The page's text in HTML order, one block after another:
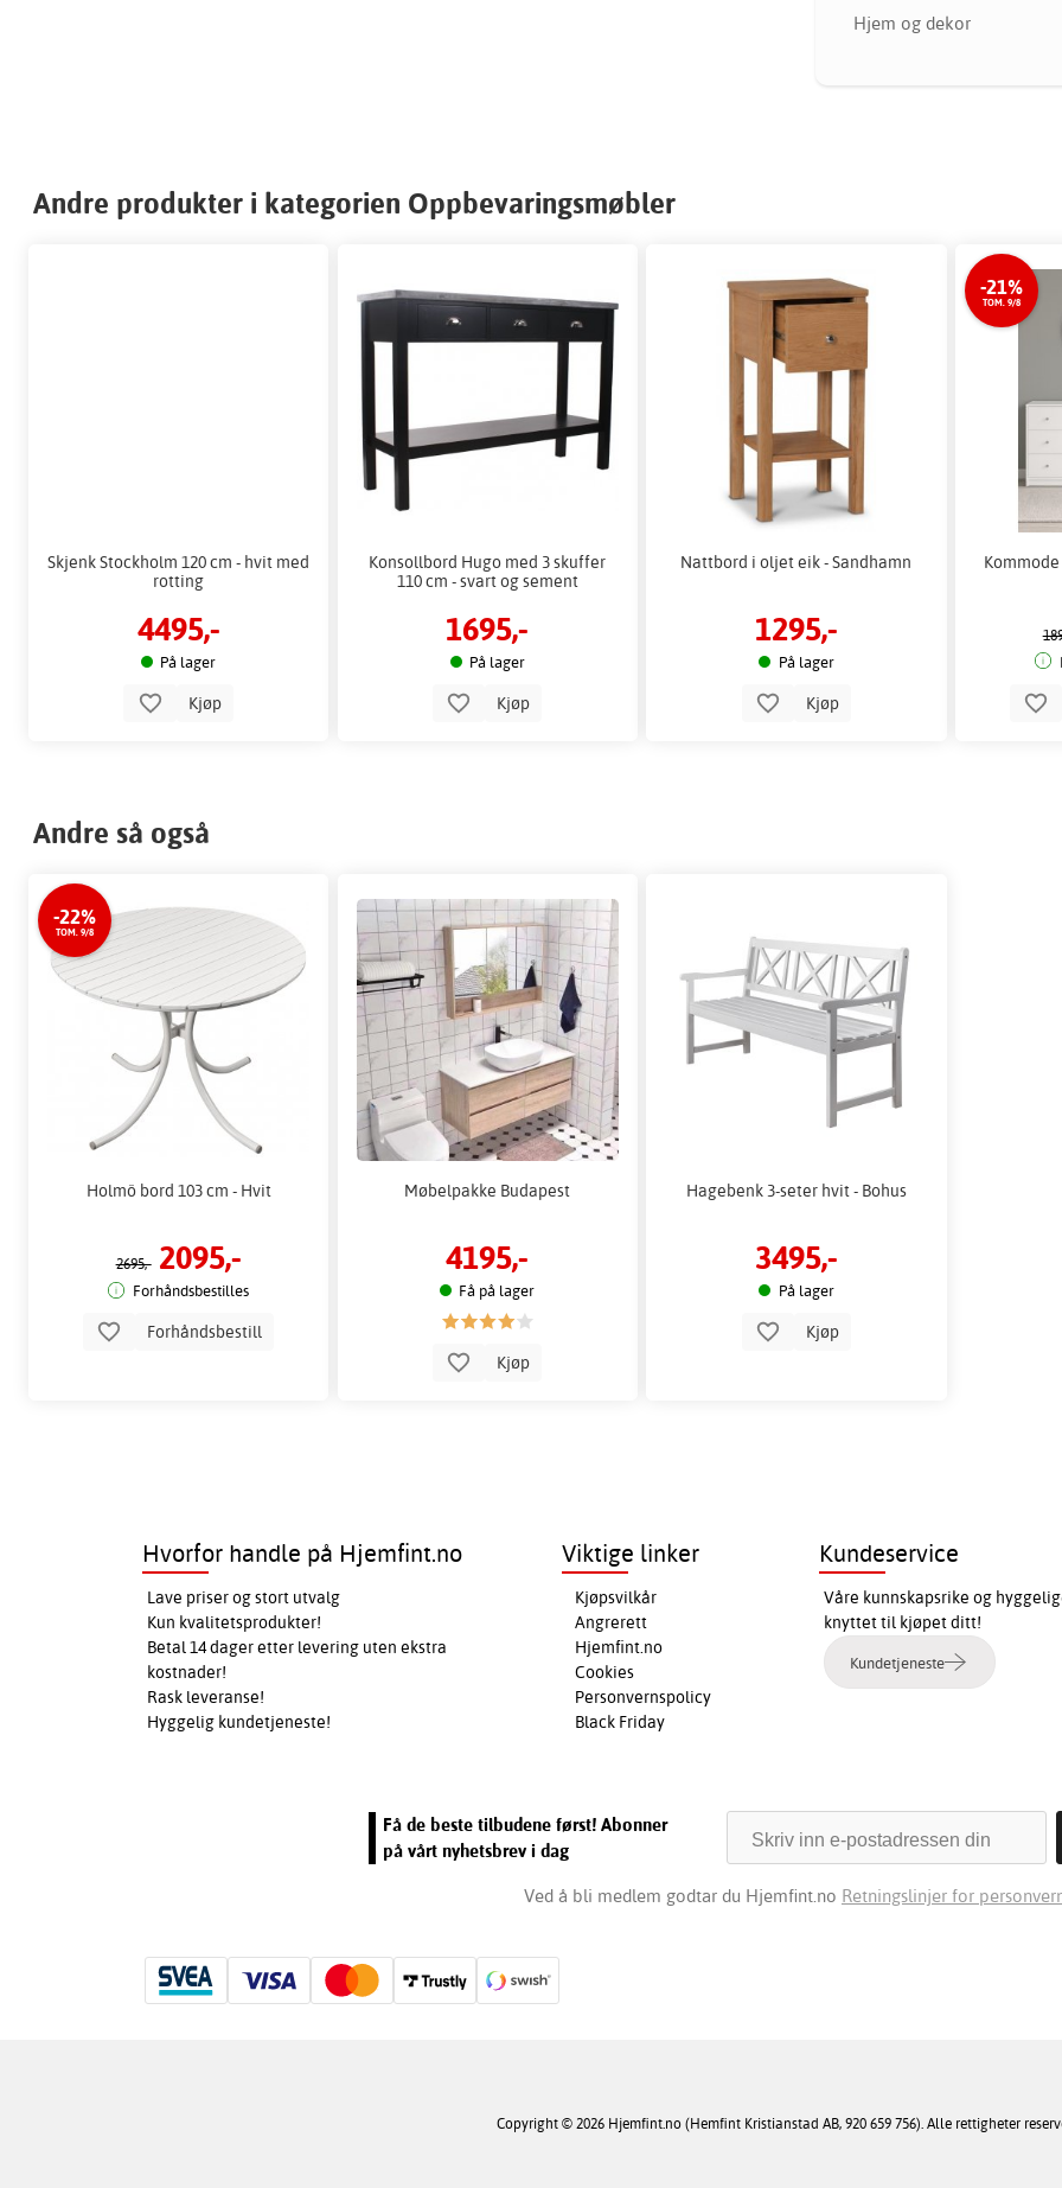
Hjem og dekor
Andre produkter i kategorien Oppbevaringsmøbler
Skjenk Stockholm 120 cm - hvit med
rotting
4495,-
På lager
Kjøp
Konsollbord Hugo med 3 skuffer
110 cm - svart og sement
1695,-
På lager
Kjøp
Nattbord i oljet eik - Sandhamn
1295,-
På lager
Kjøp
-21%
TOM. 9/8
Andre så også
-22%
TOM. 9/8
Holmö bord 103 cm - Hvit
2695,- 2095,-
Forhåndsbestilles
Forhåndsbestill
Møbelpakke Budapest
4195,-
Få på lager
Kjøp
Hagebenk 3-seter hvit - Bohus
3495,-
På lager
Kjøp
Hvorfor handle på Hjemfint.no
Lave priser og stort utvalg
Kun kvalitetsprodukter!
Betal 14 dager etter levering uten ekstra
kostnader!
Rask leveranse!
Hyggelig kundetjeneste!
Viktige linker
Kjøpsvilkår
Angrerett
Hjemfint.no
Cookies
Personvernspolicy
Black Friday
Kundeservice
Våre kunnskapsrike og
knyttet til kjøpet ditt!
Kundetjeneste
Få de beste tilbudene først! Abonner
på vårt nyhetsbrev i dag
Ved å bli medlem godtar du Hjemfint.no Retningslinjer for
Copyright © 2026 Hjemfint.no (Hemfint Kristianstad AB, 920 659 756). Alle rettigheter